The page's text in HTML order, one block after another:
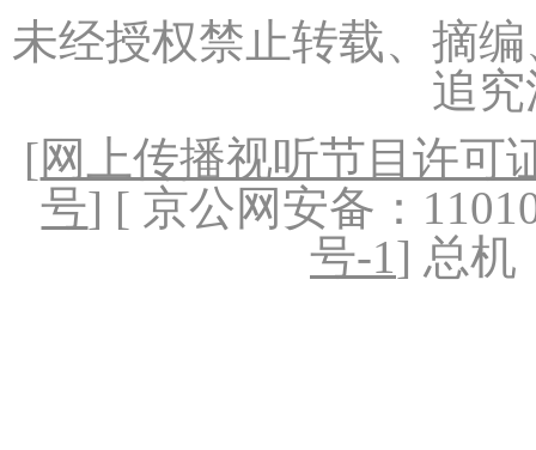
未经授权禁止转载、摘
追
[网上传播视听节目许可
号] [ 京公网安备：
号-1] 总机